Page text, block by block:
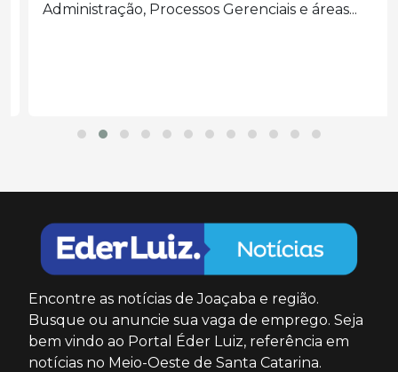
Administração, Processos Gerenciais e áreas...
Encontre as notícias de Joaçaba e região.
Busque ou anuncie sua vaga de emprego. Seja
bem vindo ao Portal Éder Luiz, referência em
notícias no Meio-Oeste de Santa Catarina.